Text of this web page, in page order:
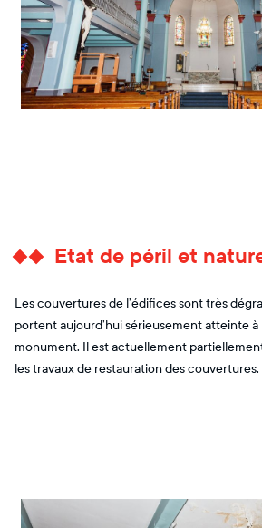
Etat de péril et
Les couvertures de l’édifices sont très
portent aujourd’hui sérieusement atteinte
monument. Il est actuellement
les travaux de restauration des couvertures.